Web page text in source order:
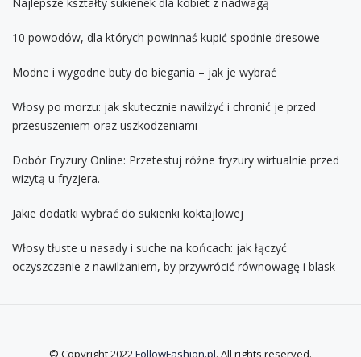
10 powodów, dla których powinnaś kupić spodnie dresowe
Modne i wygodne buty do biegania – jak je wybrać
Włosy po morzu: jak skutecznie nawilżyć i chronić je przed
przesuszeniem oraz uszkodzeniami
Dobór Fryzury Online: Przetestuj różne fryzury wirtualnie przed
wizytą u fryzjera.
Jakie dodatki wybrać do sukienki koktajlowej
Włosy tłuste u nasady i suche na końcach: jak łączyć
oczyszczanie z nawilżaniem, by przywrócić równowagę i blask
© Copyright 2022 FollowFashion.pl. All rights reserved.